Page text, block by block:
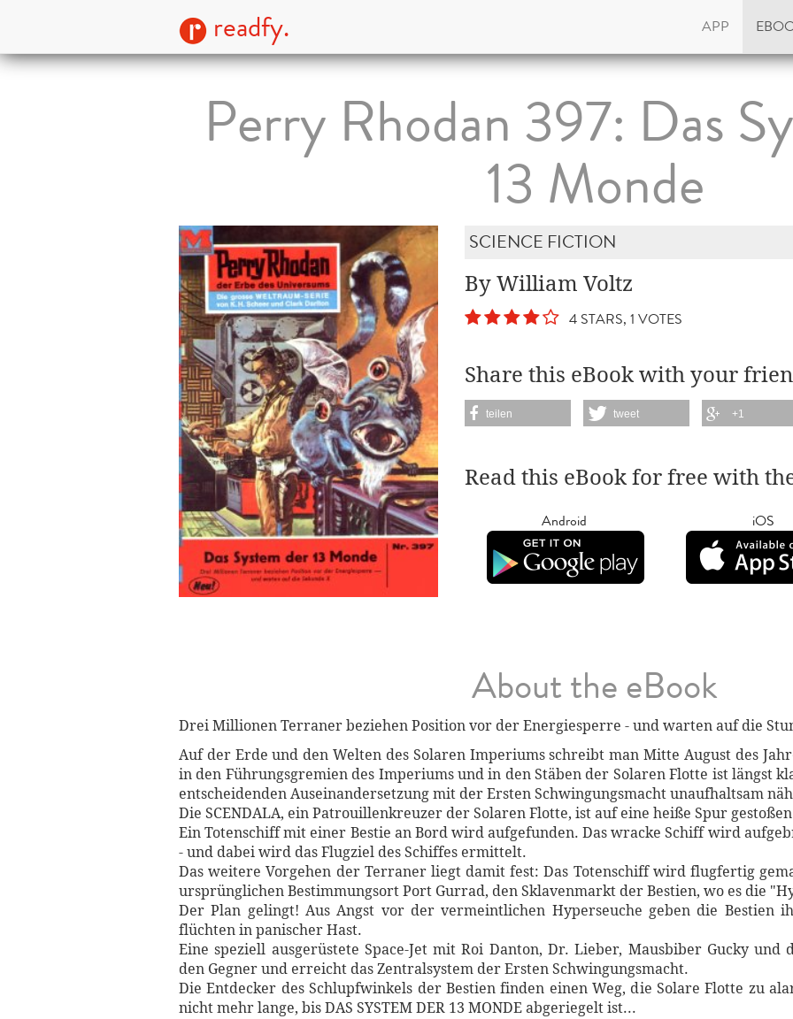
readfy. APP
Perry Rhodan 397: Das
13 Monde
SCIENCE FICTION
By William Voltz
4 STARS, 1 VOTES
Share this eBook with your
teilen tweet +1
Read this eBook for free with
Android iOS
About the eBook
Drei Millionen Terraner beziehen Position vor der Energiesperre - und warten auf die
Auf der Erde und den Welten des Solaren Imperiums schreibt man Mitte August des
in den Führungsgremien des Imperiums und in den Stäben der Solaren Flotte ist längst
entscheidenden Auseinandersetzung mit der Ersten Schwingungsmacht unaufhaltsam
Die SCENDALA, ein Patrouillenkreuzer der Solaren Flotte, ist auf eine heiße Spur
Ein Totenschiff mit einer Bestie an Bord wird aufgefunden. Das wracke Schiff wird
- und dabei wird das Flugziel des Schiffes ermittelt.
Das weitere Vorgehen der Terraner liegt damit fest: Das Totenschiff wird flugfertig
ursprünglichen Bestimmungsort Port Gurrad, den Sklavenmarkt der Bestien, wo es die
Der Plan gelingt! Aus Angst vor der vermeintlichen Hyperseuche geben die Bestien
flüchten in panischer Hast.
Eine speziell ausgerüstete Space-Jet mit Roi Danton, Dr. Lieber, Mausbiber Gucky
den Gegner und erreicht das Zentralsystem der Ersten Schwingungsmacht.
Die Entdecker des Schlupfwinkels der Bestien finden einen Weg, die Solare Flotte zu
nicht mehr lange, bis DAS SYSTEM DER 13 MONDE abgeriegelt ist...